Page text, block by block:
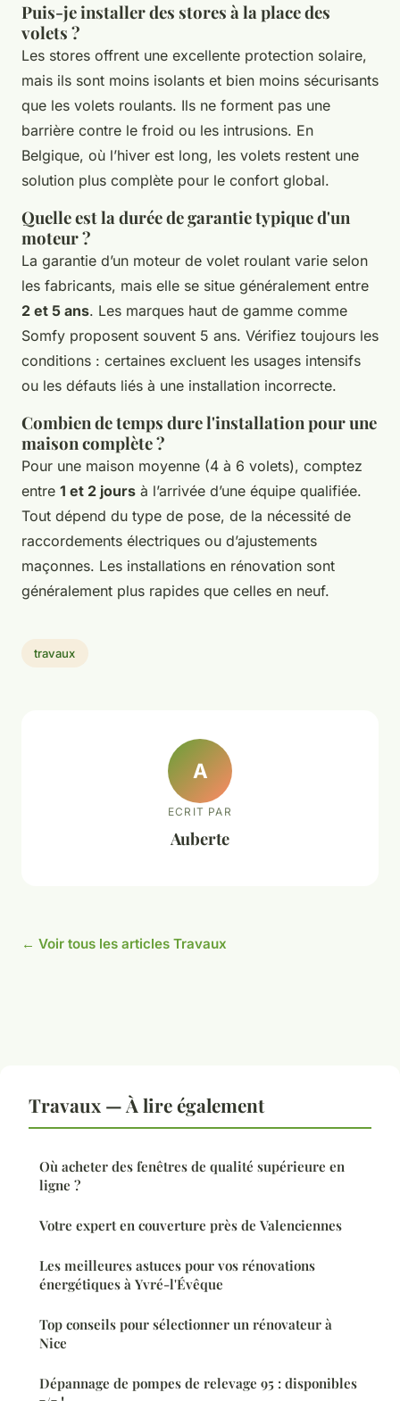
Puis-je installer des stores à la place des
volets ?
Les stores offrent une excellente protection solaire,
mais ils sont moins isolants et bien moins sécurisants
que les volets roulants. Ils ne forment pas une
barrière contre le froid ou les intrusions. En
Belgique, où l’hiver est long, les volets restent une
solution plus complète pour le confort global.
Quelle est la durée de garantie typique d'un
moteur ?
La garantie d’un moteur de volet roulant varie selon
les fabricants, mais elle se situe généralement entre
2 et 5 ans. Les marques haut de gamme comme
Somfy proposent souvent 5 ans. Vérifiez toujours les
conditions : certaines excluent les usages intensifs
ou les défauts liés à une installation incorrecte.
Combien de temps dure l'installation pour une
maison complète ?
Pour une maison moyenne (4 à 6 volets), comptez
entre 1 et 2 jours à l’arrivée d’une équipe qualifiée.
Tout dépend du type de pose, de la nécessité de
raccordements électriques ou d’ajustements
maçonnes. Les installations en rénovation sont
généralement plus rapides que celles en neuf.
travaux
A
ECRIT PAR
Auberte
← Voir tous les articles Travaux
Travaux — À lire également
Où acheter des fenêtres de qualité supérieure en
ligne ?
Votre expert en couverture près de Valenciennes
Les meilleures astuces pour vos rénovations
énergétiques à Yvré-l'Évêque
Top conseils pour sélectionner un rénovateur à
Nice
Dépannage de pompes de relevage 95 : disponibles